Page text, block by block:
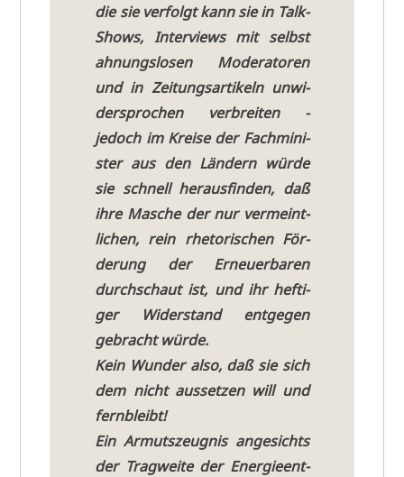
die sie ver­folgt kann sie in Talk-
Shows, Inter­views mit selbst
ahnungs­lo­sen Mode­ra­to­ren
und in Zei­tungs­ar­ti­keln unwi­
der­spro­chen ver­brei­ten -
jedoch im Krei­se der Fach­mi­ni­
ster aus den Län­dern wür­de
sie schnell her­aus­fin­den, daß
ihre Masche der nur ver­meint­
li­chen, rein rhe­to­ri­schen För­
de­rung der Erneu­er­ba­ren
durch­schaut ist, und ihr hef­ti­
ger Wider­stand ent­ge­gen
gebracht würde.
Kein Wun­der also, daß sie sich
dem nicht aus­set­zen will und
fernbleibt!
Ein Armuts­zeug­nis ange­sichts
der Trag­wei­te der Ener­gie­ent­